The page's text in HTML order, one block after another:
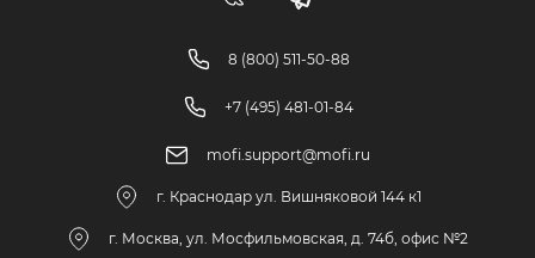
8 (800) 511-50-88
+7 (495) 481-01-84
mofi.support@mofi.ru
г. Краснодар ул. Вишняковой 144 к1
г. Москва, ул. Мосфильмовская, д. 74б, офис №2